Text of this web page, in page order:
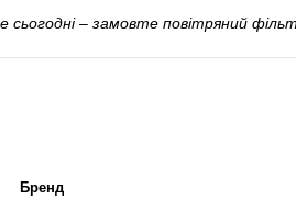
сьогодні – замовте повітряний
Бренд